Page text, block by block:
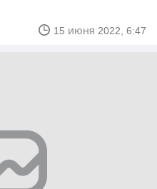
15 июня 2022, 6:47